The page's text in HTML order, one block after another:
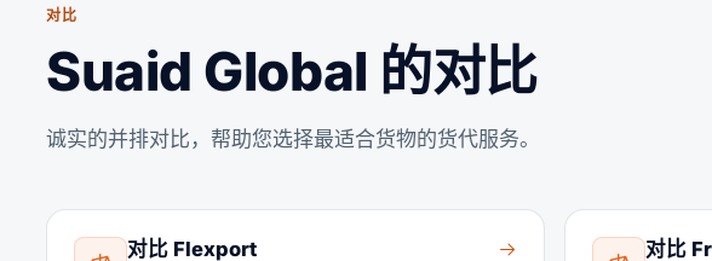
对比
Suaid Global 的对比
诚实的并排对比，帮助您选择最适合货物的货代服务。
对比 Flexport 对比